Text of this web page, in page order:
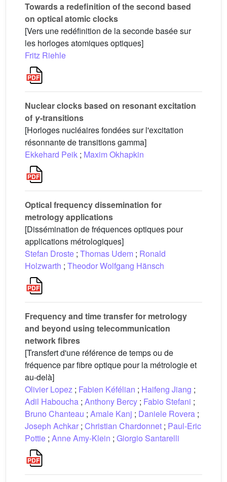
Towards a redefinition of the second based
on optical atomic clocks
[Vers une redéfinition de la seconde basée sur
les horloges atomiques optiques]
Fritz Riehle
Nuclear clocks based on resonant excitation
of γ-transitions
[Horloges nucléaires fondées sur l'excitation
résonnante de transitions gamma]
Ekkehard Peik ; Maxim Okhapkin
Optical frequency dissemination for
metrology applications
[Dissémination de fréquences optiques pour
applications métrologiques]
Stefan Droste ; Thomas Udem ; Ronald
Holzwarth ; Theodor Wolfgang Hänsch
Frequency and time transfer for metrology
and beyond using telecommunication
network fibres
[Transfert d'une référence de temps ou de
fréquence par fibre optique pour la métrologie et
au-delà]
Olivier Lopez ; Fabien Kéfélian ; Haifeng Jiang ;
Adil Haboucha ; Anthony Bercy ; Fabio Stefani ;
Bruno Chanteau ; Amale Kanj ; Daniele Rovera ;
Joseph Achkar ; Christian Chardonnet ; Paul-Eric
Pottie ; Anne Amy-Klein ; Giorgio Santarelli